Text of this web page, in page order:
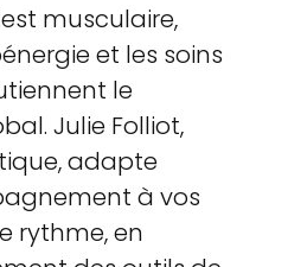
musculaire,
et les soins
le
Julie Folliot,
adapte
à vos
rythme, en